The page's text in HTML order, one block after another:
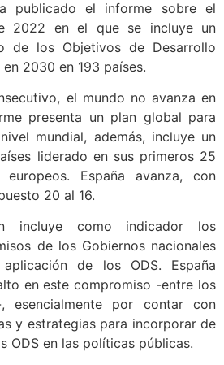
publicado el informe sobre el
2022 en el que se incluye un
de los Objetivos de Desarrollo
2030 en 193 países.
el mundo no avanza en
presenta un plan global para
mundial, además, incluye un
liderado en sus primeros 25
España avanza, con
20 al 16.
incluye como indicador los
de los Gobiernos nacionales
de los ODS. España
en este compromiso -entre los
esencialmente por contar con
y estrategias para incorporar de
ODS en las políticas públicas.